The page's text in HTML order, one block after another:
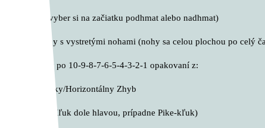
– Zhyb (vyber si na začiatku podhmat alebo nadhmat)
– Sed-ľahy s vystretými nohami (nohy sa celou plochou po celý
B. okruhy po 10-9-8-7-6-5-4-3-2-1 opakovaní z:
– Austrálsky/Horizontálny Zhyb
– HSPU (Kľuk dole hlavou, prípadne Pike-kľuk)